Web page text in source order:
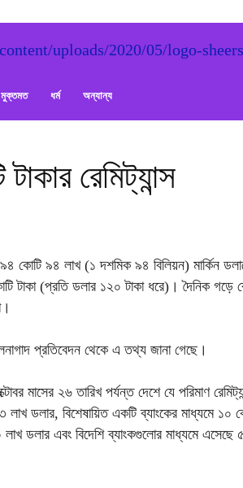
মুক্তমত ধর্ম অন্যান্য
রেমিট্যান্স
কোটি ৯৪ লাখ (১ দশমিক ৯৪ বিলিয়ন) মার্কিন
টাকা (প্রতি ডলার ১২০ টাকা ধরে)। দৈনিক গড়ে
প্রতিবেদন থেকে এ তথ্য জানা গেছে।
মাসের ২৬ তারিখ পর্যন্ত দেশে যে পরিমাণ
ডলার, বিশেষায়িত একটি ব্যাংকের মাধ্যমে ১০
ডলার এবং বিদেশি ব্যাংকগুলোর মাধ্যমে এসেছে